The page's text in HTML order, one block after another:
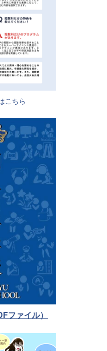
こちら
ファイル）